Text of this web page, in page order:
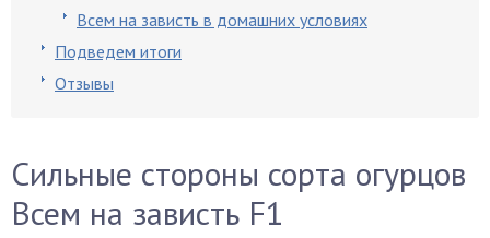
Всем на зависть в домашних условиях
Подведем итоги
Отзывы
Сильные стороны сорта огурцов
Всем на зависть F1